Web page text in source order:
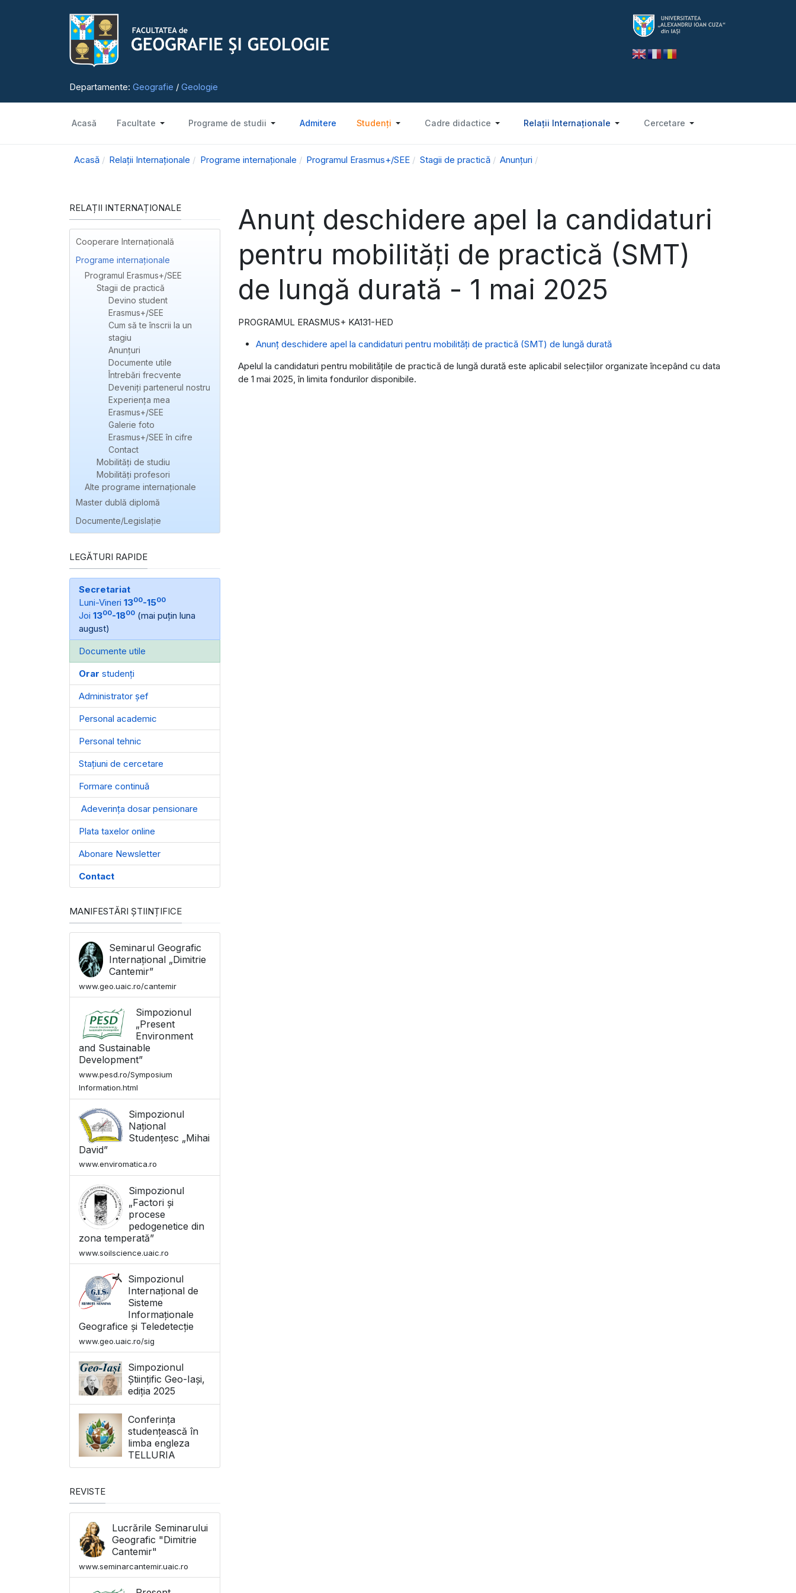
Departamente: Geografie / Geologie
Acasă Facultate Programe de studii Admitere Studenți Cadre didactice Relații Internaționale Cercetare
Acasă Relații Internaționale Programe internaționale Programul Erasmus+/SEE Stagii de practică Anunțuri
Anunț deschidere apel la candidaturi
pentru mobilități de practică (SMT)
de lungă durată - 1 mai 2025
PROGRAMUL ERASMUS+ KA131-HED
Anunț deschidere apel la candidaturi pentru mobilități de practică (SMT) de lungă durată
Apelul la candidaturi pentru mobilităţile de practică de lungă durată este aplicabil selecțiilor organizate începând cu data
de 1 mai 2025, în limita fondurilor disponibile.
RELAȚII INTERNAȚIONALE
Cooperare Internațională
Programe internaționale
Programul Erasmus+/SEE
Stagii de practică
Devino student
Erasmus+/SEE
Cum să te înscrii la un
stagiu
Anunțuri
Documente utile
Întrebări frecvente
Deveniți partenerul nostru
Experienţa mea
Erasmus+/SEE
Galerie foto
Erasmus+/SEE în cifre
Contact
Mobilități de studiu
Mobilități profesori
Alte programe internaţionale
Master dublă diplomă
Documente/Legislație
LEGĂTURI RAPIDE
Secretariat
Luni-Vineri 1300-1500
Joi 1300-1800 (mai puțin luna
august)
Documente utile
Orar studenți
Administrator șef
Personal academic
Personal tehnic
Stațiuni de cercetare
Formare continuă
Adeverința dosar pensionare
Plata taxelor online
Abonare Newsletter
Contact
MANIFESTĂRI ȘTIINȚIFICE
Seminarul Geografic
Internațional „Dimitrie
Cantemir”
www.geo.uaic.ro/cantemir
Simpozionul
„Present
Environment
and Sustainable
Development”
www.pesd.ro/Symposium
Information.html
Simpozionul
Național
Studențesc „Mihai
David”
www.enviromatica.ro
Simpozionul
„Factori și
procese
pedogenetice din
zona temperată”
www.soilscience.uaic.ro
Simpozionul
Internațional de
Sisteme
Informaționale
Geografice și Teledetecție
www.geo.uaic.ro/sig
Simpozionul
Științific Geo-Iași,
ediția 2025
Conferința
studențească în
limba engleza
TELLURIA
REVISTE
Lucrările Seminarului
Geografic "Dimitrie
Cantemir"
www.seminarcantemir.uaic.ro